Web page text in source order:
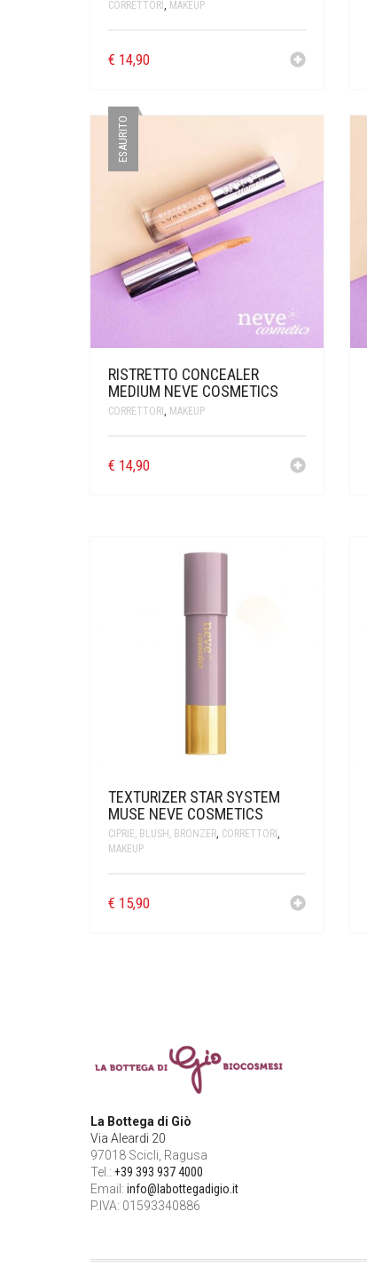
CORRETTORI MAKEUP
€ 14,90
ESAURITO
RISTRETTO CONCEALER
MEDIUM NEVE COSMETICS
CORRETTORI , MAKEUP
€ 14,90
TEXTURIZER STAR SYSTEM
MUSE NEVE COSMETICS
CIPRIE, BLUSH, BRONZER CORRETTORI
MAKEUP
€ 15,90
La Bottega di Giò
Via Aleardi 20
97018 Scicli, Ragusa
Tel.: +39 393 937 4000
Email: info@labottegadigio.it
P.IVA: 01593340886